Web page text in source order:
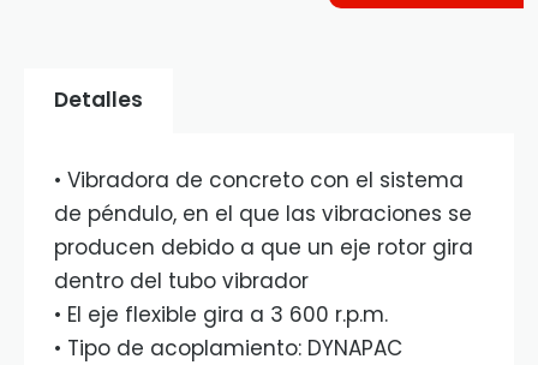
Detalles
• Vibradora de concreto con el sistema
de péndulo, en el que las vibraciones se
producen debido a que un eje rotor gira
dentro del tubo vibrador
• El eje flexible gira a 3 600 r.p.m.
• Tipo de acoplamiento: DYNAPAC